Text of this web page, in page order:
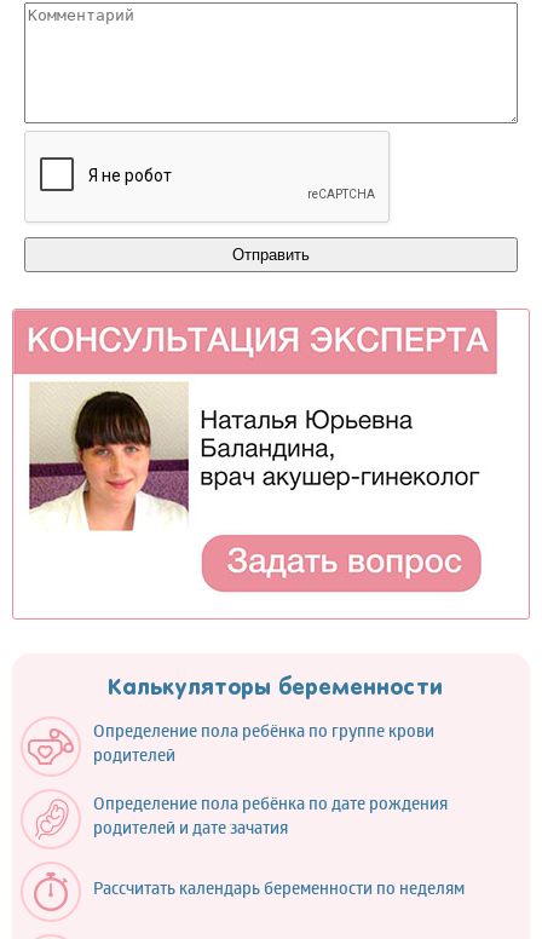
Калькуляторы беременности
Определение пола ребёнка по группе крови
родителей
Определение пола ребёнка по дате рождения
родителей и дате зачатия
Рассчитать календарь беременности по неделям